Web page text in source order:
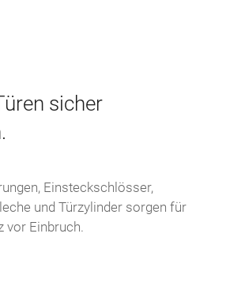
sicher
Einsteckschlösser,
und Türzylinder sorgen für
vor Einbruch.